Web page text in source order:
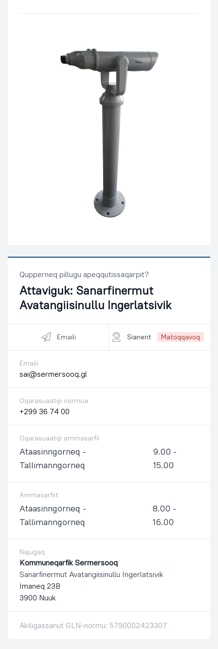
Qupperneq pillugu apeqqutissaqarpit?
Attaviguk: Sanarfinermut
Avatangiisinullu Ingerlatsivik
Emaili Sianerit Matoqqavoq
Emaili
sai@sermersooq.gl
Oqarasuaatip normua
+299 36 74 00
Oqarasuaatip ammasarfii
Ataasinngorneq -
Tallimanngorneq
9.00 -
15.00
Ammasarfiit
Ataasinngorneq -
Tallimanngorneq
8.00 -
16.00
Najugaq
Kommuneqarfik Sermersooq
Sanarfinermut Avatangiisinullu Ingerlatsivik
Imaneq 23B
3900 Nuuk
Akiligassanut GLN-normu: 5790002423307